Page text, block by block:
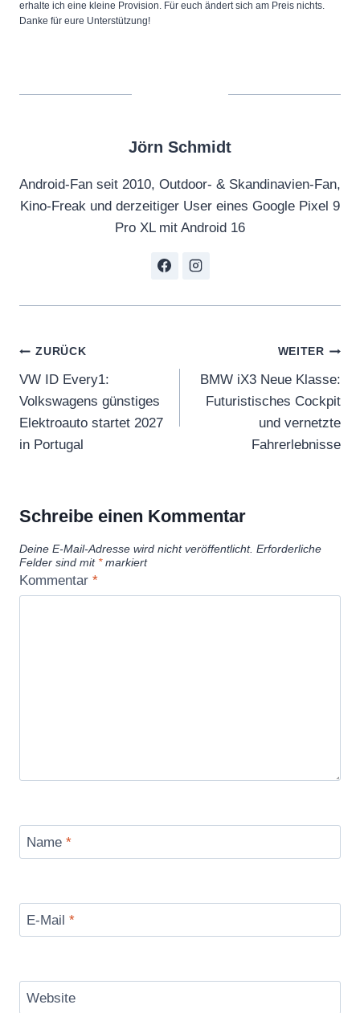
erhalte ich eine kleine Provision. Für euch ändert sich am Preis nichts.
Danke für eure Unterstützung!
Jörn Schmidt
Android-Fan seit 2010, Outdoor- & Skandinavien-Fan,
Kino-Freak und derzeitiger User eines Google Pixel 9
Pro XL mit Android 16
Beitragsnavigation
ZURÜCK
VW ID Every1:
Volkswagens günstiges
Elektroauto startet 2027
in Portugal
WEITER
BMW iX3 Neue Klasse:
Futuristisches Cockpit
und vernetzte
Fahrerlebnisse
Schreibe einen Kommentar
Deine E-Mail-Adresse wird nicht veröffentlicht. Erforderliche
Felder sind mit *markiert
Kommentar *
Name *
E-Mail *
Website